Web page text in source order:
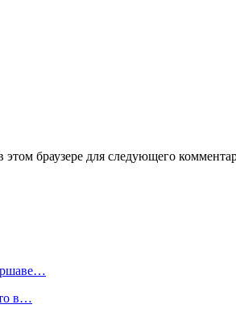
браузере для следующего
в…